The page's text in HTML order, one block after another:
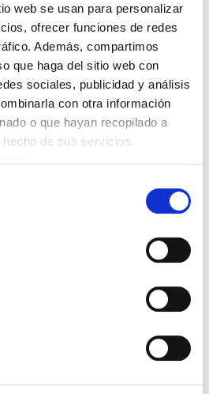
web se usan para personalizar
ofrecer funciones de redes
Además, compartimos
que haga del sitio web con
sociales, publicidad y análisis
con otra información
o que hayan recopilado a
de sus servicios.
la casa Robles-Arangiz de